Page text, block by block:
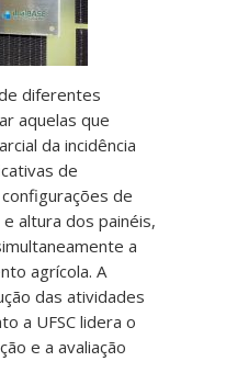
diferentes
aquelas que
da incidência
de
de
altura dos painéis,
a
agrícola. A
das atividades
a UFSC lidera o
e a avaliação